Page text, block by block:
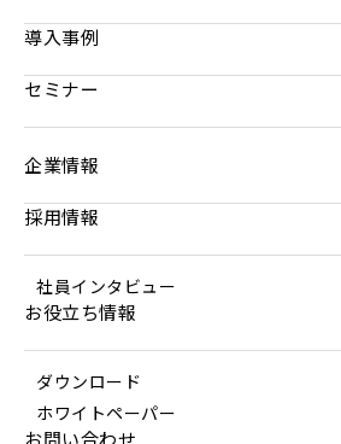
導入事例
セミナー
企業情報
採用情報
社員インタビュー
お役立ち情報
ダウンロード
ホワイトペーパー
お問い合わせ